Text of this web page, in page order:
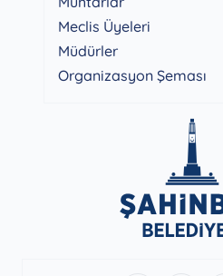
Meclis Üyeleri
Müdürler
Organizasyon Şeması